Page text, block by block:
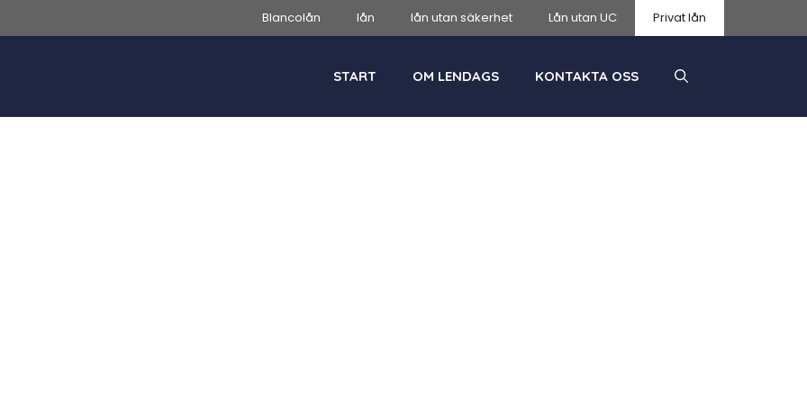
Blancolån lån lån utan säkerhet Lån utan UC Privat lån
START OM LENDAGS KONTAKTA OSS